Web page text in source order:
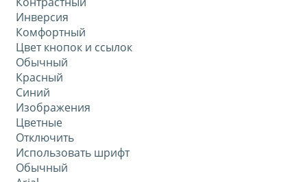
Инверсия
Комфортный
Цвет кнопок и ссылок
Обычный
Красный
Синий
Изображения
Цветные
Отключить
Использовать шрифт
Обычный